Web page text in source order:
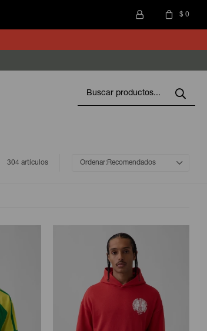
$ 0
304 artículos Recomendados